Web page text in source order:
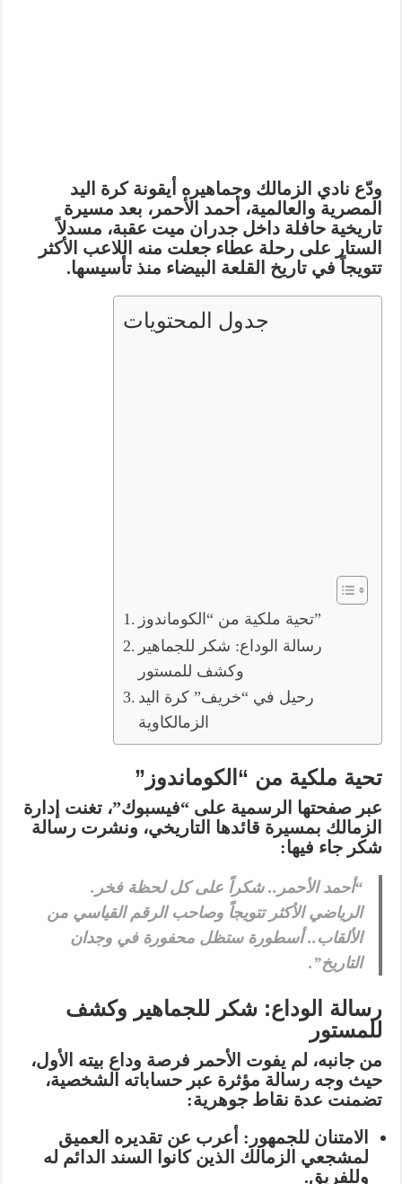
ودّع نادي الزمالك وجماهيره أيقونة كرة اليد
المصرية والعالمية، أحمد الأحمر، بعد مسيرة
تاريخية حافلة داخل جدران ميت عقبة، مسدلاً
الستار على رحلة عطاء جعلت منه اللاعب الأكثر
تتويجاً في تاريخ القلعة البيضاء منذ تأسيسها.
جدول المحتويات
تحية ملكية من “الكوماندوز”
رسالة الوداع: شكر للجماهير
وكشف للمستور
رحيل في “خريف” كرة اليد
الزمالكاوية
تحية ملكية من “الكوماندوز”
عبر صفحتها الرسمية على “فيسبوك”، تغنت إدارة
الزمالك بمسيرة قائدها التاريخي، ونشرت رسالة
شكر جاء فيها:
“أحمد الأحمر.. شكراً على كل لحظة فخر.
الرياضي الأكثر تتويجاً وصاحب الرقم القياسي من
الألقاب.. أسطورة ستظل محفورة في وجدان
التاريخ”.
رسالة الوداع: شكر للجماهير وكشف
للمستور
من جانبه، لم يفوت الأحمر فرصة وداع بيته الأول،
حيث وجه رسالة مؤثرة عبر حساباته الشخصية،
تضمنت عدة نقاط جوهرية:
الامتنان للجمهور: أعرب عن تقديره العميق
لمشجعي الزمالك الذين كانوا السند الدائم له
وللفريق.